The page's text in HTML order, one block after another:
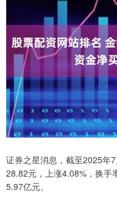
证券之星消息，截至2025年
28.82元，上涨4.08%，换手
5.97亿元。